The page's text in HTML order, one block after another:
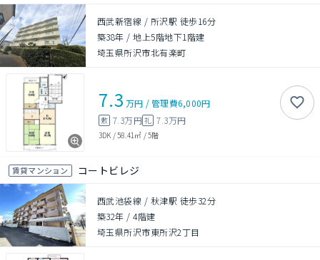
西武新宿線 / 所沢駅 徒歩16分
築38年 /地上5階地下1階建
埼玉県所沢市北有楽町
7.3 万円 /管理費6,000円
敷 7.3万円礼 7.3万円
3DK /58.41㎡ /5階
賃貸マンション コートビレジ
西武池袋線 / 秋津駅 徒歩32分
築32年 /4階建
埼玉県所沢市東所沢2丁目